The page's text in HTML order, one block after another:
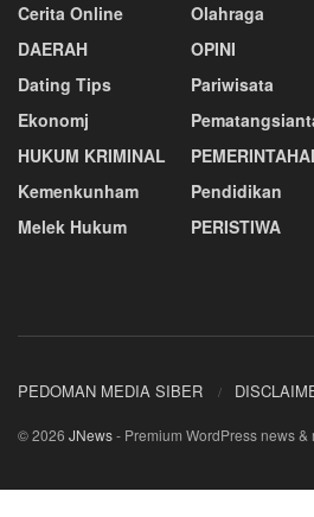
Cerita Online
DAERAH
Dating Tips
Ekonomj
HUKUM KRIMINAL
Kemenkunham
Melek Hukum
Olahraga
OPINI
Pariwisata
Pendidikan
PERISTIWA
PEDOMAN MEDIA SIBER
© 2026 JNews- Premium WordPress news